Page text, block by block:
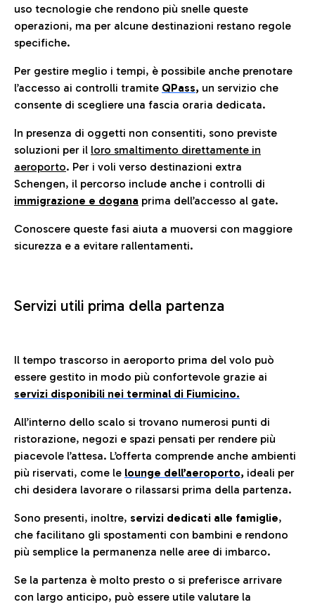
uso tecnologie che rendono più snelle queste
operazioni, ma per alcune destinazioni restano regole
specifiche.
Per gestire meglio i tempi, è possibile anche prenotare
l’accesso ai controlli tramite QPass, un servizio che
consente di scegliere una fascia oraria dedicata.
In presenza di oggetti non consentiti, sono previste
soluzioni per il loro smaltimento direttamente in
aeroporto. Per i voli verso destinazioni extra
Schengen, il percorso include anche i controlli di
immigrazione e dogana prima dell’accesso al gate.
Conoscere queste fasi aiuta a muoversi con maggiore
sicurezza e a evitare rallentamenti.
Servizi utili prima della partenza
Il tempo trascorso in aeroporto prima del volo può
essere gestito in modo più confortevole grazie ai
servizi disponibili nei terminal di Fiumicino.
All’interno dello scalo si trovano numerosi punti di
ristorazione, negozi e spazi pensati per rendere più
piacevole l’attesa. L’offerta comprende anche ambienti
più riservati, come le lounge dell’aeroporto, ideali per
chi desidera lavorare o rilassarsi prima della partenza.
Sono presenti, inoltre, servizi dedicati alle famiglie,
che facilitano gli spostamenti con bambini e rendono
più semplice la permanenza nelle aree di imbarco.
Se la partenza è molto presto o si preferisce arrivare
con largo anticipo, può essere utile valutare la